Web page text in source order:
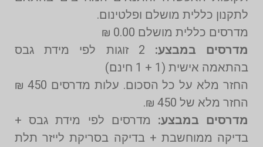
לתקנון כללית מושלם ופלטינום.
מדרסים כללית מושלם 0.00 ₪
מדרסים במבצע:
2 זוגות לפי מידת גבס
בהתאמה אישית (1 + 1 חינם)
החזר מלא על כל הסכום. עלות מדרסים 450 ₪
החזר מלא של 450 ₪.
מדרסים במבצע: מדרסים לפי מידת גבס +
בדיקה ממוחשבת + בדיקה בסריקת לייזר תלת